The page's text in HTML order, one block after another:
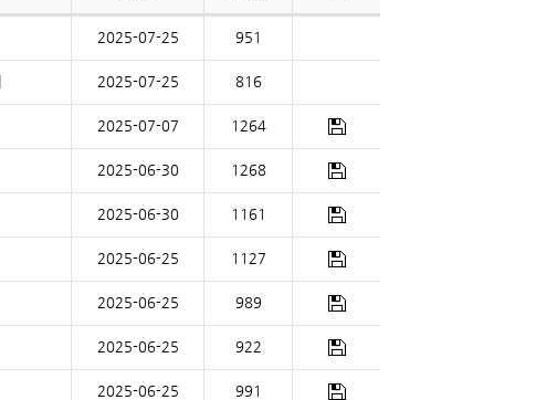
2025-07-25 951
2025-07-25 816
2025-07-07 1264
2025-06-30 1268
2025-06-30 1161
2025-06-25 1127
2025-06-25 989
2025-06-25 922
2025-06-25 991